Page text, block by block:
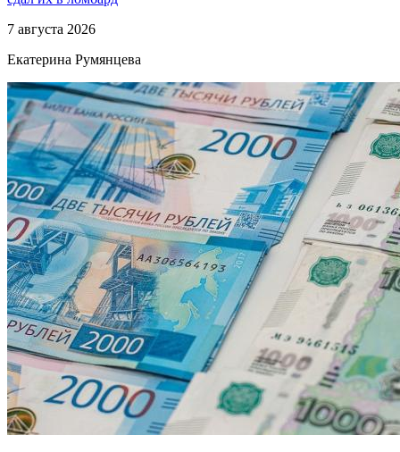
7 августа 2026
Екатерина Румянцева